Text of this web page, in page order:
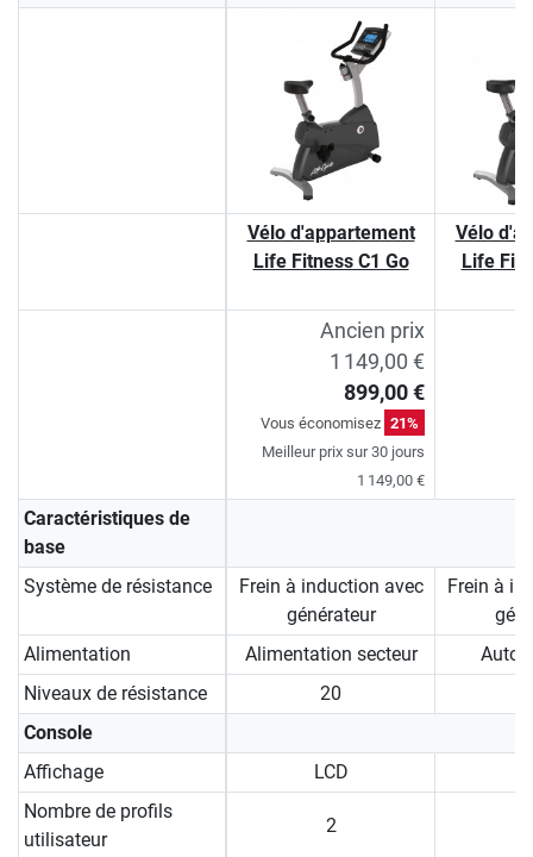
Vélo d'appartement
Life Fitness C1 Go
Vélo
Life
Ancien prix
1 149,00 €
899,00 €
Vous économisez 21%
Meilleur prix sur 30 jours
1 149,00 €
Caractéristiques de
base
Système de résistance
Frein à induction avec
générateur
Frein à
Alimentation
Alimentation secteur
Auto-
Niveaux de résistance
20
Console
Affichage
LCD
Nombre de profils
utilisateur
2